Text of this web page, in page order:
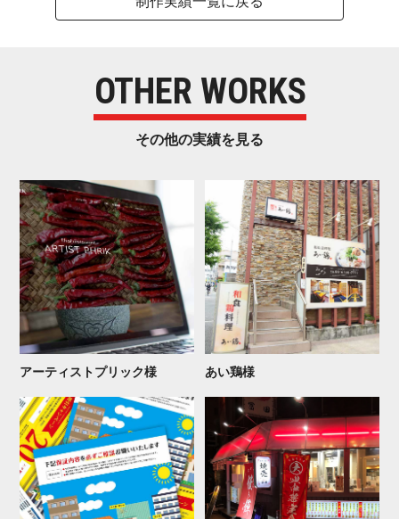
OTHER WORKS
その他の実 績 を 見 る
アーティストプ リ ッ ク 様 あ い 鶏 様